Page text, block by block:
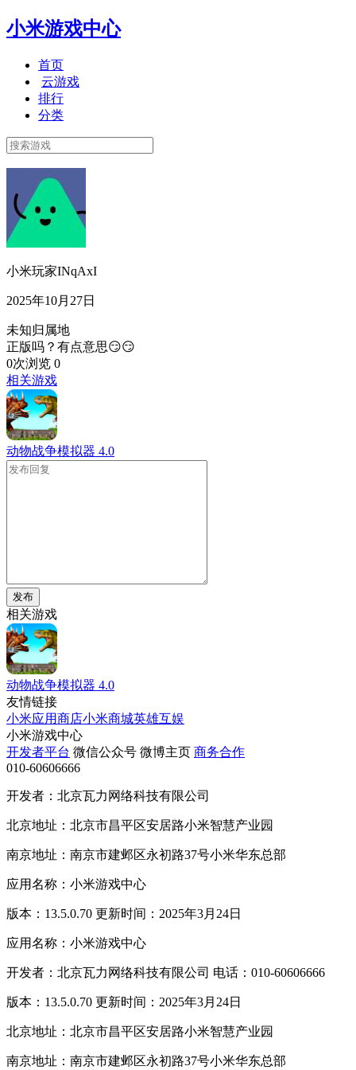
小米游戏中心
首页
云游戏
排行
分类
小米玩家INqAxI
2025年10月27日
未知归属地
正版吗？有点意思😏😏
0次浏览 0
相关游戏
动物战争模拟器 4.0
发布
相关游戏
动物战争模拟器 4.0
友情链接
小米应用商店小米商城英雄互娱
小米游戏中心
开发者平台 微信公众号 微博主页 商务合作
010-60606666
开发者：北京瓦力网络科技有限公司
北京地址：北京市昌平区安居路小米智慧产业园
南京地址：南京市建邺区永初路37号小米华东总部
应用名称：小米游戏中心
版本：13.5.0.70 更新时间：2025年3月24日
应用名称：小米游戏中心
开发者：北京瓦力网络科技有限公司 电话：010-60606666
版本：13.5.0.70 更新时间：2025年3月24日
北京地址：北京市昌平区安居路小米智慧产业园
南京地址：南京市建邺区永初路37号小米华东总部